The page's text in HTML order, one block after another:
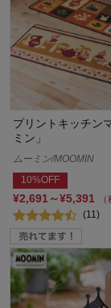
プリントキッチン
ミン」
ムーミン/MOOMIN
10%OFF
¥2,691～¥5,391
(11)